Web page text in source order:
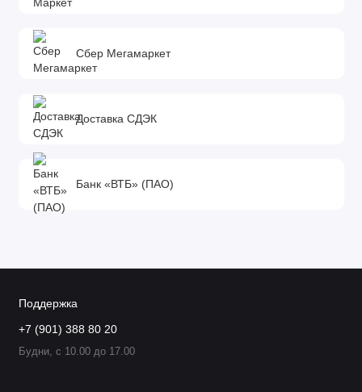
Сбер Мегамаркет
Доставка СДЭК
Банк «ВТБ» (ПАО)
Поддержка
+7 (901) 388 80 20
Будни, с 10.00 до 17.00